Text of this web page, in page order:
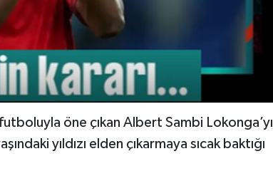
öne çıkan Albert Sambi Lokonga’yı
yıldızı elden çıkarmaya sıcak baktığı